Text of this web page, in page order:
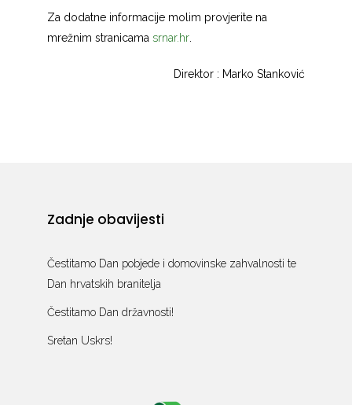
Za dodatne informacije molim provjerite na
mrežnim stranicama srnar.hr.
Direktor : Marko Stanković
Zadnje obavijesti
Čestitamo Dan pobjede i domovinske zahvalnosti te
Dan hrvatskih branitelja
Čestitamo Dan državnosti!
Sretan Uskrs!